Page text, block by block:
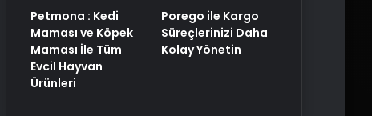
Petmona : Kedi
Maması ve Köpek
Maması İle Tüm
Evcil Hayvan
Ürünleri
Porego ile Kargo
Süreçlerinizi Daha
Kolay Yönetin